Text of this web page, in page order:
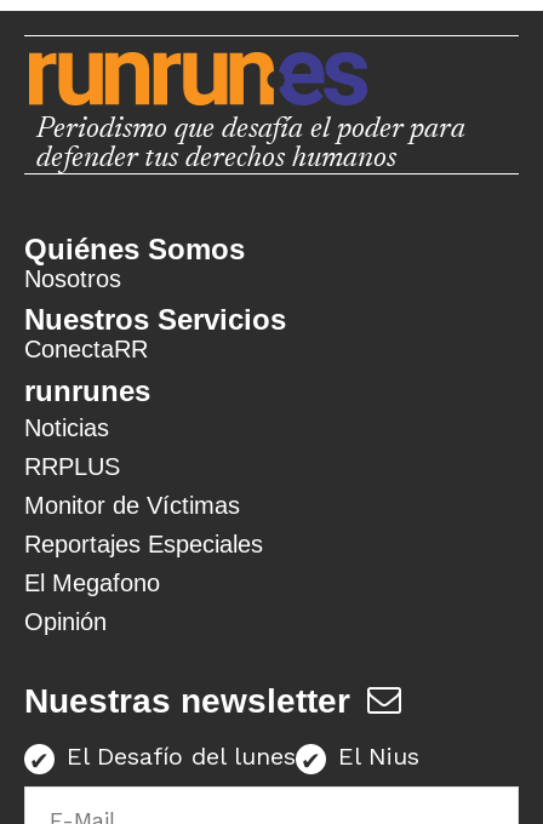
Periodismo que desafía el poder para
defender tus derechos humanos
Quiénes Somos
Nosotros
Nuestros Servicios
ConectaRR
runrunes
Noticias
RRPLUS
Monitor de Víctimas
Reportajes Especiales
El Megafono
Opinión
Nuestras newsletter
El Desafío del lunes El Nius